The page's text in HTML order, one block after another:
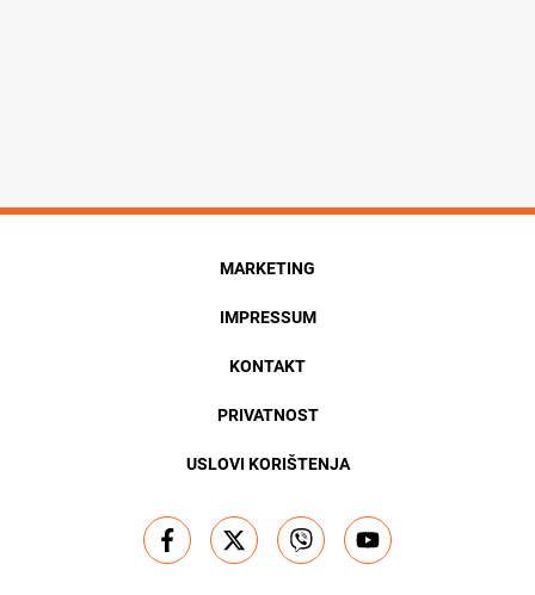
MARKETING
IMPRESSUM
KONTAKT
PRIVATNOST
USLOVI KORIŠTENJA